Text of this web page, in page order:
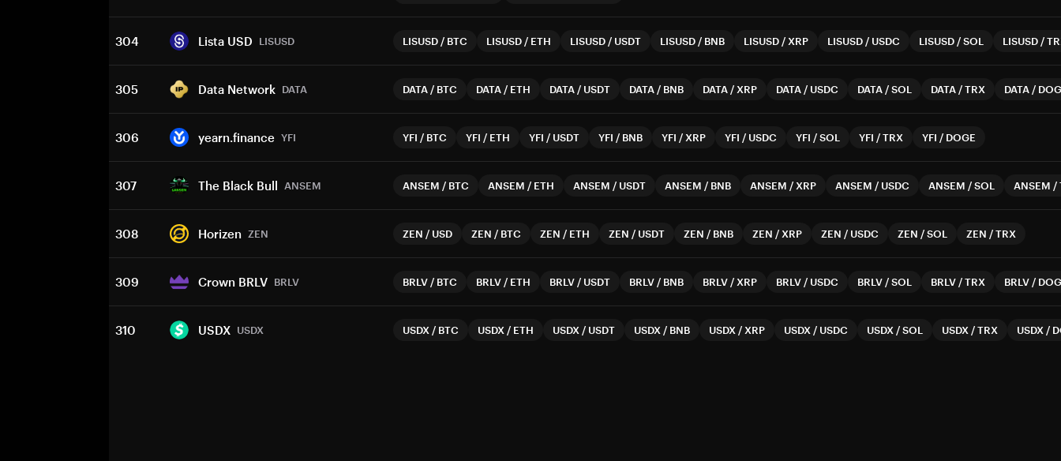
304 Lista USD LISUSD LISUSD / BTC LISUSD / ETH LISUSD / USDT LISUSD / BNB LISUSD / XRP LISUSD / USDC LISUSD /SOL LISUSD /
305 Data Network DATA DATA / BTC DATA / ETH DATA / USDT DATA / BNB DATA / XRP DATA / USDC DATA /SOL DATA /TRX DATA /
306 yearn.finance YFI YFI / BTC YFI / ETH YFI / USDT YFI / BNB YFI / XRP YFI / USDC YFI /SOL YFI /TRX YFI / DOGE
307 The Black Bull ANSEM ANSEM / BTC ANSEM / ETH ANSEM / USDT ANSEM / BNB ANSEM / XRP ANSEM / USDC ANSEM /SOL ANSEM /
308 Horizen ZEN ZEN / USD ZEN / BTC ZEN / ETH ZEN / USDT ZEN / BNB ZEN / XRP ZEN / USDC ZEN /SOL ZEN /TRX
309 Crown BRLV BRLV BRLV / BTC BRLV / ETH BRLV / USDT BRLV / BNB BRLV / XRP BRLV / USDC BRLV /SOL BRLV /TRX BRLV /
310 USDX USDX USDX / BTC USDX / ETH USDX / USDT USDX / BNB USDX / XRP USDX / USDC USDX /SOL USDX /TRX USDX /